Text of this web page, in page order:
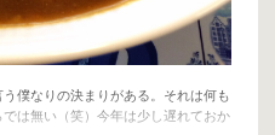
それらを全て大阪市長が担当してい
て5区のみにし、一つ一つに区長と
した。
があり、学長一人で全ての学科の
僕なりの決まりがある。それは何も
は無い（笑）今年は少し遅れておか